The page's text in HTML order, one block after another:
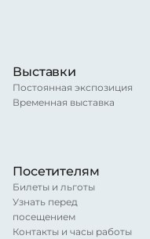
Выставки
Постоянная экспозиция
Временная выставка
Посетителям
Билеты и льготы
Узнать перед
посещением
Контакты и часы работы